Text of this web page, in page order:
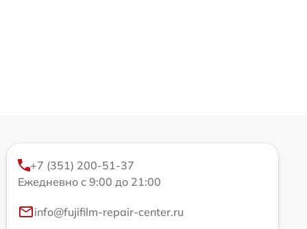
+7 (351) 200-51-37
Ежедневно с 9:00 до 21:00
info@fujifilm-repair-center.ru